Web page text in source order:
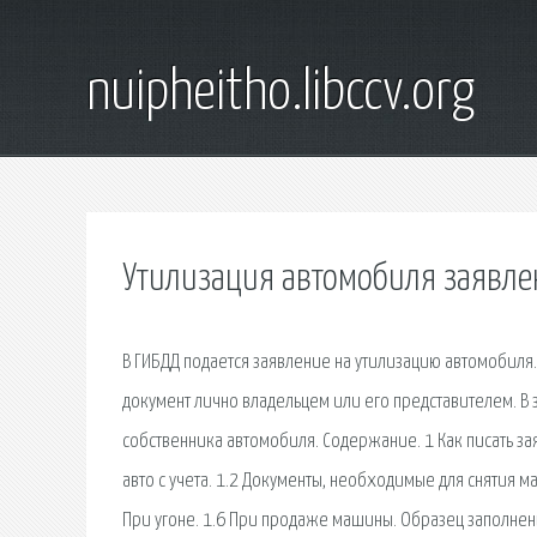
nuipheitho.libccv.org
Утилизация автомобиля
В ГИБДД подается заявление на утилизацию автомобиля. Заполняется заявление от руки. Бланк его утвержден МВД РФ. Подается документ лично владельцем или его представителем. В заявлении требуется указать название подразделения ГИБДД, ФИО собственника автомобиля. Содержание. 1 Как писать заявление на снятие автомобиля с учета + бланк и пример. 1.1 Зачем снимать авто с учета. 1.2 Документы, необходимые для снятия машины с учета. 1.3 При утилизации. 1.4 При вывозе авто за пределы страны. 1.5 При угоне. 1.6 При продаже машины. Образец заполнения заявления на утилизацию автомобиля в ГИБДД Пошаговое заполнение: Первое с чего нужно начать - это указать точное название подразделения ГИБДД, в которое Вы намереваетесь подать заполненный бланк. Документы для регистрации автомобиля в ГИБДД в 2019 году: образец заполнения заявления и нужно ли оно. Утилизация - это процедура безопасного уничтожения машины. Автомобили производят из металла, пластика, стекол и технических жидкостей. В процессе утилизации машины разбираются, запчасти сортируются и отправляются на переработку, что исключает вред для. Как утилизировать автомобиль в ГИБДД без автомобиля? ФМС о наличии временной прописки. Как составляется заявление Образец заявления на утилизацию авто можно найти на стенде в отделении ГИБДД и на официальном государственном портале Госуслуги. Если ваш железный конь отъездил свое, и, для того чтобы вернуть его в ряды полноценных ТС нет ни средств, ни желания вы можете снять его с учета, для дальнейшей утилизации. Сделать это довольно просто, в ряде случаев можно обойтись и без документов Форма бланка заявления на утилизацию утверждена Министерством внутренних дел России. Бланк удобно заполнить в домашних условиях от Скачать Бланк заявления на утилизацию автомобиля в ГИБДД в 2019 году. Для подачи заявления существуют два следующих способа. Если у вас нет возможности явиться в ГИБДД лично, и при этом у вас есть доверенное лицо, которому вы доверяете совершение регистрационных действий с вашим транспортным средством, вам необходимо скачать и заполнить. Утилизации автомобиля в ГИБДД. Заявления в ГИБДД на утилизацию. Образец. Технический паспорт. Свидетельство, подтверждающее регистрацию авто. Заявление о желании утилизировать транспортное средство. Образец заявления в ГИБДД на утилизацию автомобиля Вышеперечисленный пакет документов для снятия автомобиля с учета в утиль предусматривает заполнение специального бланка заявления в ГИБДД на утилизацию автомобиля. Для заполнения этого заявления вам потребуются: паспорт транспортного средства (ПТС) и паспорт нового собственника автомобиля, того, который указан в договоре купли - продажи, или ином документе, подтверждающим. Утилизация автомобиля — процедура, после которой необходимо снять автомобиль с учета в ГИБДД. Для этого в госавтоинспекцию необходимо предоставить определенный пакет документов, в число которых входит заявление. Его можно подать современным электронным. Суть. Утилизация заключается в безопасной переработке машин. В специальных пунктах автомобили разбирают на металлолом, материалы, из которых они были изготовлены, сортируют. Образец и пример заполнения 3-НДФЛ при продаже автомобиля за 2018 год в программе. Как заполнить налоговую декларацию при продаже авто менее 3 лет. Теперь, для снятия с регистрации автомобиля, с последующей переработкой, в ГИБДД нужно подать специальное заявление, в котором указать причину. Его обязательно нужно подтвердить справкой об утилизации. Для того чтобы работодатель смог установить неполный рабочий день или неделю для сотрудника, ему необходимо получить от него заявление, после чего составляется соглашение об изменении графика, и трудящийся. Утилизация автомобилей — для собственников ВЭТС Время работы : с 09.00 до 19.00 ежедневно, без перерыва и выходных дней. Жалоба в прокуратуру (образец) – это модель построения заявления в орган прокуратуры за защитой нарушенных прав и обязанностей гражданина. Акт осмотра автомобиля – это универсальный документ, который помогает решить разные вопросы, связанные с транспортным средством. Утилизация автомобиля — это ликвидация старого транспорта с возможностью получить скидку на покупку нового автомобиля по специальной Заполнить заявку можно собственной рукой и в электронном виде.